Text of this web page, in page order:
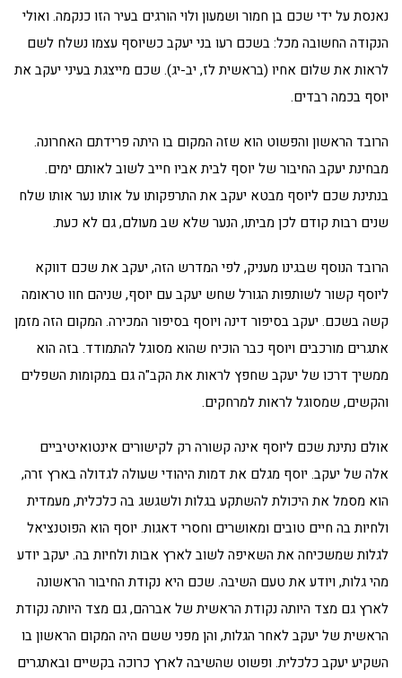
נאנסת על ידי שכם בן חמור ושמעון ולוי הורגים בעיר הזו כנקמה. ואולי
הנקודה החשובה מכל: בשכם רעו בני יעקב כשיוסף עצמו נשלח לשם
לראות את שלום אחיו (בראשית לז, יב-יג). שכם מייצגת בעיני יעקב את
יוסף בכמה רבדים.
הרובד הראשון והפשוט הוא שזה המקום בו היתה פרידתם האחרונה.
מבחינת יעקב החיבור של יוסף לבית אביו חייב לשוב לאותם ימים.
בנתינת שכם ליוסף מבטא יעקב את התרפקותו על אותו נער אותו שלח
שנים רבות קודם לכן מביתו, הנער שלא שב מעולם, גם לא כעת.
הרובד הנוסף שבגינו מעניק, לפי המדרש הזה, יעקב את שכם דווקא
ליוסף קשור לשותפות הגורל שחש יעקב עם יוסף, שניהם חוו טראומה
קשה בשכם. יעקב בסיפור דינה ויוסף בסיפור המכירה. המקום הזה מזמן
אתגרים מורכבים ויוסף כבר הוכיח שהוא מסוגל להתמודד. בזה הוא
ממשיך דרכו של יעקב שחפץ לראות את הקב"ה גם במקומות השפלים
והקשים, שמסוגל לראות למרחקים.
אולם נתינת שכם ליוסף אינה קשורה רק לקישורים אינטואיטיביים
אלה של יעקב. יוסף מגלם את דמות היהודי שעולה לגדולה בארץ זרה,
הוא מסמל את היכולת להשתקע בגלות ולשגשג בה כלכלית, מעמדית
ולחיות בה חיים טובים ומאושרים וחסרי דאגות. יוסף הוא הפוטנציאל
לגלות שמשכיחה את השאיפה לשוב לארץ אבות ולחיות בה. יעקב יודע
מהי גלות, ויודע את טעם השיבה. שכם היא נקודת החיבור הראשונה
לארץ גם מצד היותה נקודת הראשית של אברהם, גם מצד היותה נקודת
הראשית של יעקב לאחר הגלות, והן מפני ששם היה המקום הראשון בו
השקיע יעקב כלכלית. ופשוט שהשיבה לארץ כרוכה בקשיים ובאתגרים